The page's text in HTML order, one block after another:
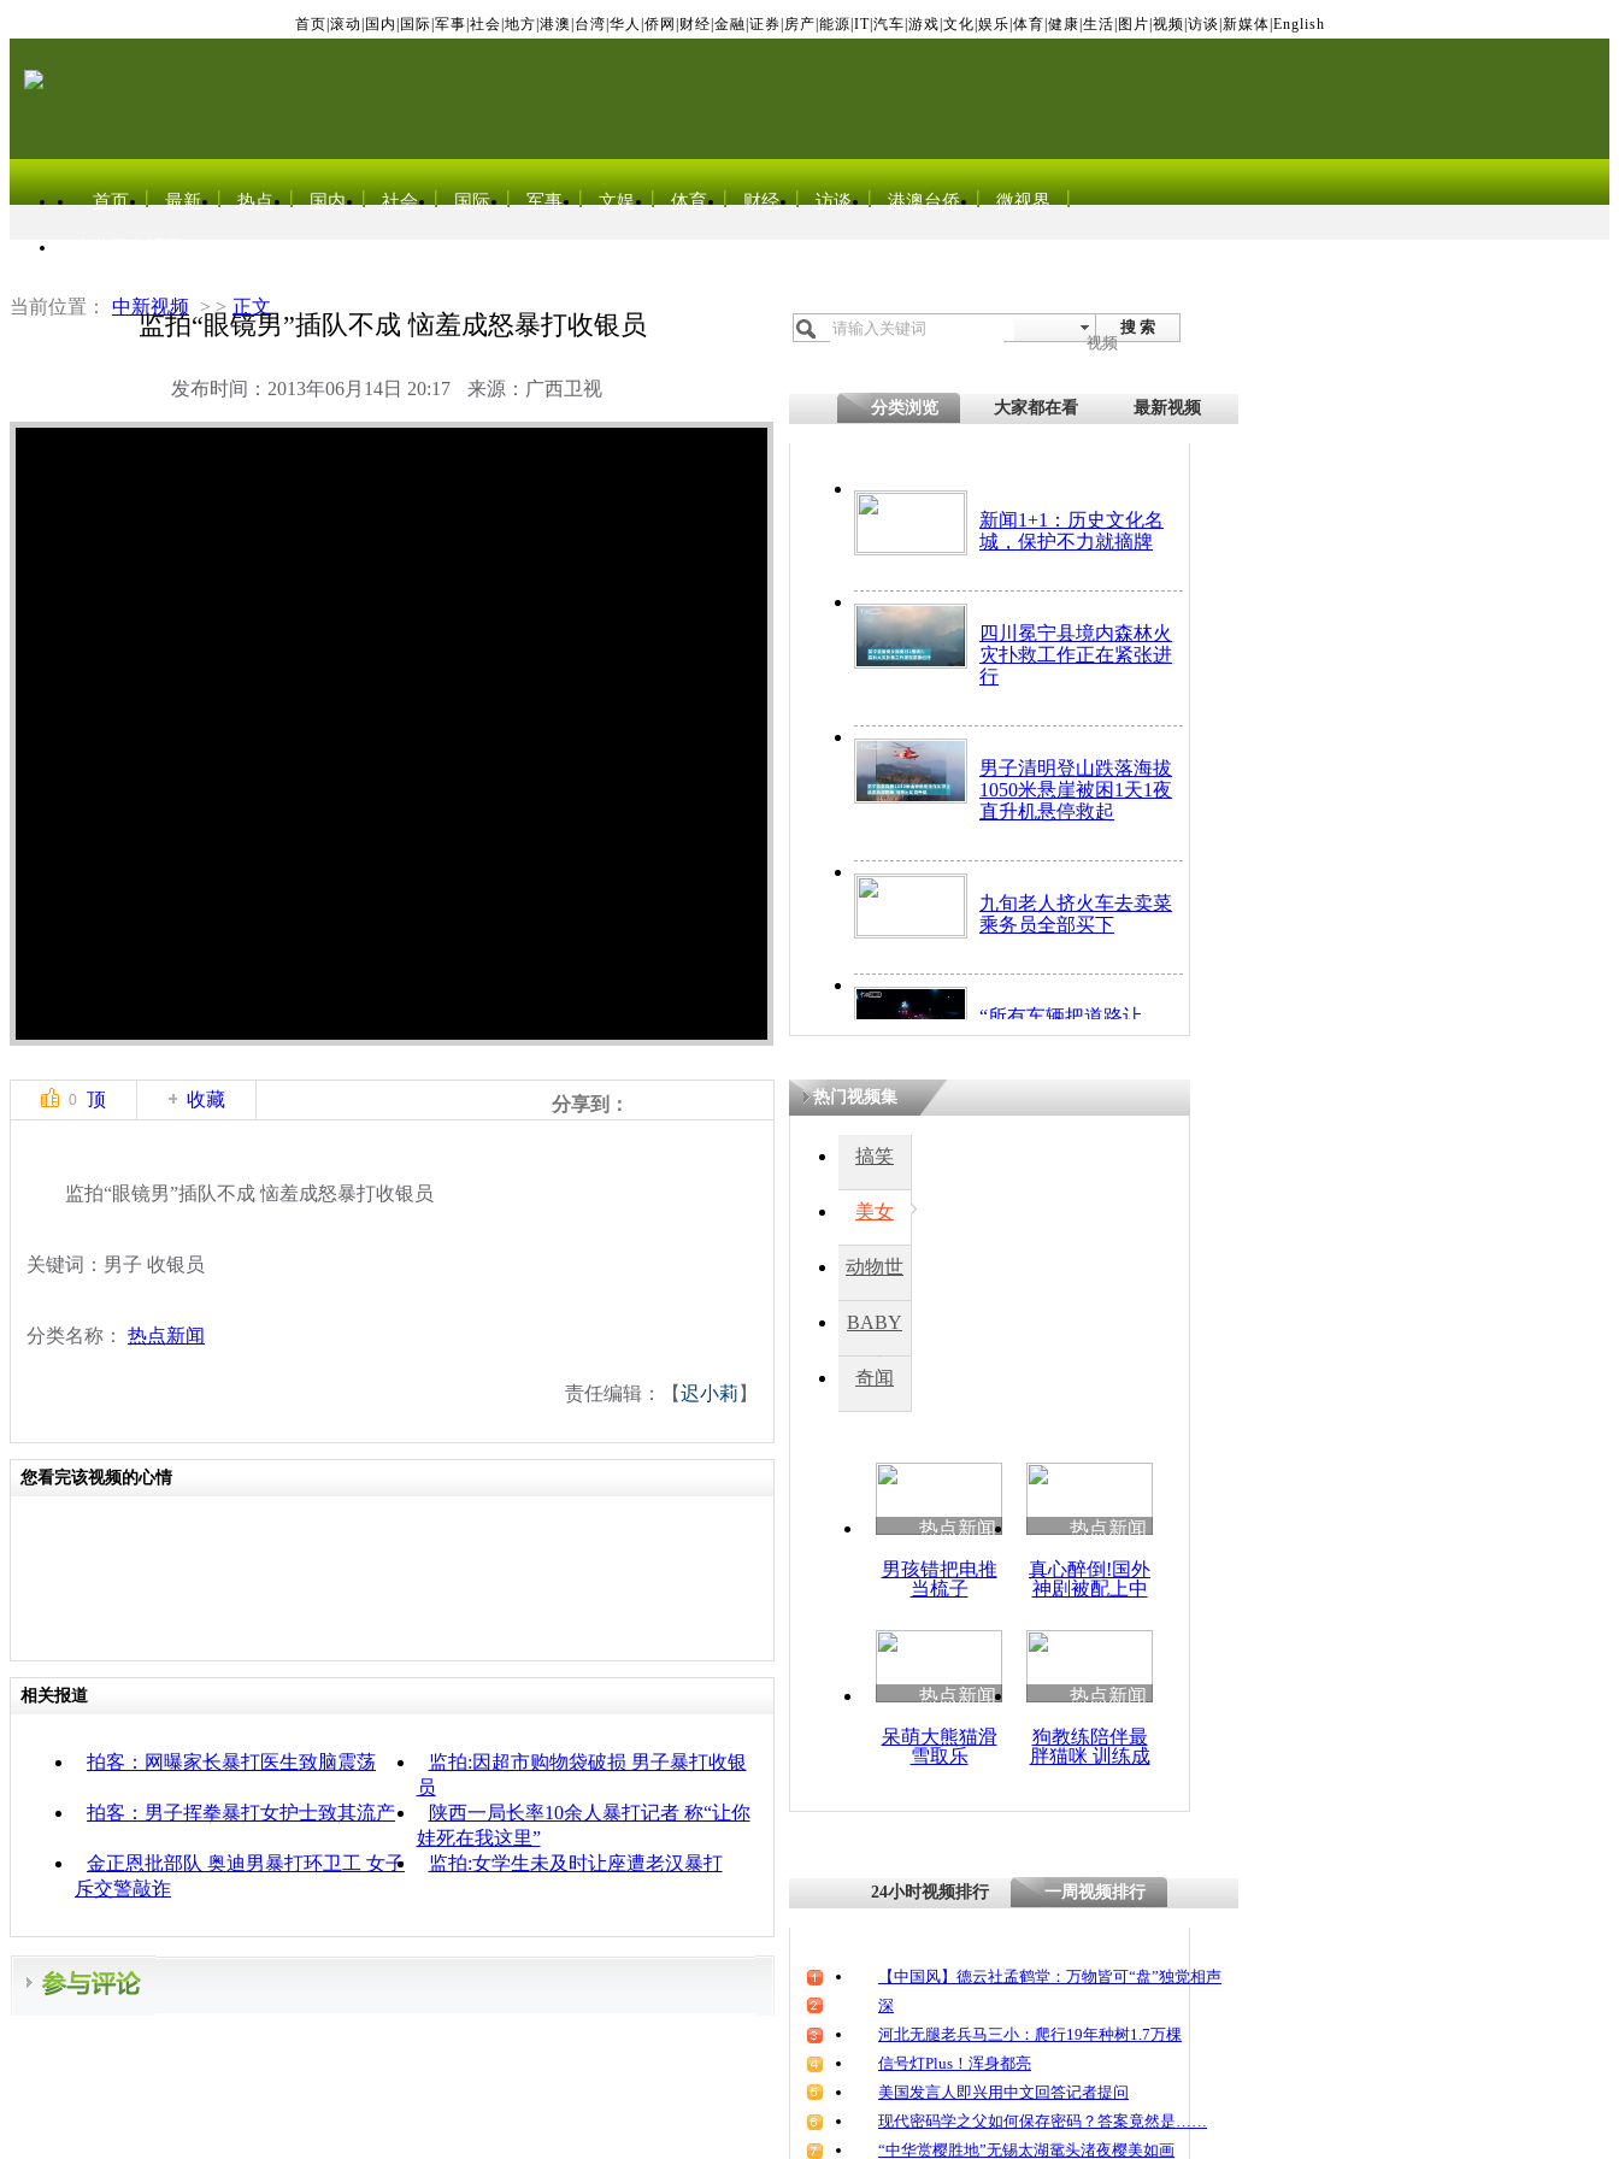
首页 滚动 国内 国际 军事 社会 地方 港澳 台湾 华人 侨网 财经 金融 证券 房产 能源 IT| 汽车 游戏 文化 娱乐 体育 健康 生活 图片 视频 访谈 新媒体 English
首页 最新 热点 国内 社会 国际 军事 文娱 体育 财经 访谈 港澳台侨 微视界
当前位置： 中新视频 > > 正文
监拍“眼镜男”插队不成 恼羞成怒暴打收银员
发布时间：2013年06月14日 20:17 来源：广西卫视
搜 索
视频
分类浏览 大家都在看 最新视频
新闻1+1：历史文化名
城，保护不力就摘牌
四川冕宁县境内森林火
灾扑救工作正在紧张进
行
男子清明登山跌落海拔
1050米悬崖被困1天1夜
直升机悬停救起
九旬老人挤火车去卖菜
乘务员全部买下
“所有车辆把道路让
开！”儿童突发疾病交
四川兴文苗乡上万人欢
度苗族花山节
清明祭英烈 哀思悼忠
监拍“眼镜男”插队不成
0 顶 收藏 分享到：
监拍“眼镜男”插队不成 恼羞成怒暴打收银员
关键词：男子 收银员
分类名称： 热点新闻
责任编辑：【迟小莉 】
您看完该视频的心情
相关报道
拍客：网曝家长暴打医生致脑震荡
监拍:因超市购物袋破损 男子暴打收银
员
拍客：男子挥拳暴打女护士致其流产
陕西一局长率10余人暴打记者 称“让你
娃死在我这里”
金正恩批部队 奥迪男暴打环卫工 女子
斥交警敲诈
监拍:女学生未及时让座遭老汉暴打
热门视频集
搞笑
美女
动物世
BABY
秀
奇闻
热点新闻
男孩错把电推
当梳子
热点新闻
真心醉倒!国外
神剧被配上中
热点新闻
呆萌大熊猫滑
雪取乐
热点新闻
狗教练陪伴最
胖猫咪 训练成
24小时视频排行 一周视频排行
【中国风】德云社孟鹤堂：万物皆可“盘”独觉相声
深
河北无腿老兵马三小：爬行19年种树1.7万棵
信号灯Plus！浑身都亮
美国发言人即兴用中文回答记者提问
现代密码学之父如何保存密码？答案竟然是……
“中华赏樱胜地”无锡太湖鼋头渚夜樱美如画